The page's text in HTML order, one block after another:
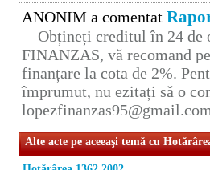
ANONIM a comentat
Obțineți creditul în 24 de
FINANZAS, vă recomand
finanțare la cota de 2%.
împrumut, nu ezitați să o
Alte acte pe aceeaşi temă cu